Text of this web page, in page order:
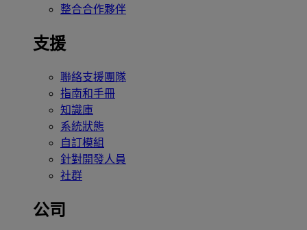
整合合作夥伴
支援
聯絡支援團隊
指南和手冊
知識庫
系統狀態
自訂模組
針對開發人員
社群
公司